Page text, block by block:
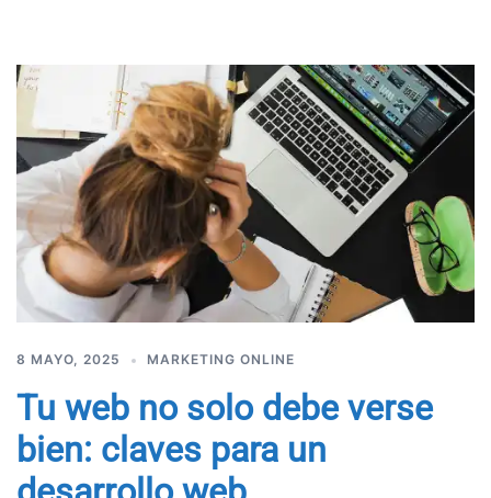
8 MAYO, 2025 MARKETING ONLINE
Tu web no solo debe verse
bien: claves para un